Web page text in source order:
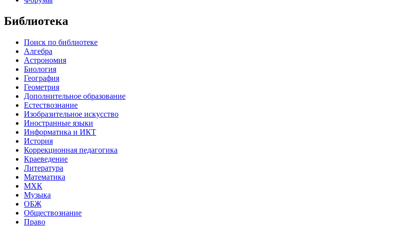
Библиотека
Поиск по библиотеке
Алгебра
Астрономия
Биология
География
Геометрия
Дополнительное образование
Естествознание
Изобразительное искусство
Иностранные языки
Информатика и ИКТ
История
Коррекционная педагогика
Краеведение
Литература
Математика
МХК
Музыка
ОБЖ
Обществознание
Право